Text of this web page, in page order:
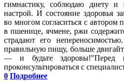
гимнастику, соблюдаю диету и
настрой. И состояние здоровья
во многом согласиться с автором
в пшенице, ячмене, ржи
страдают его
правильную пищу, больше
— и будьте здоровы! Перед
проконсультироваться с
0 Подробнее